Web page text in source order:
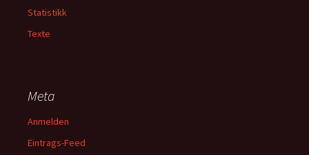
Statistikk
Texte
Meta
Anmelden
Eintrags-Feed